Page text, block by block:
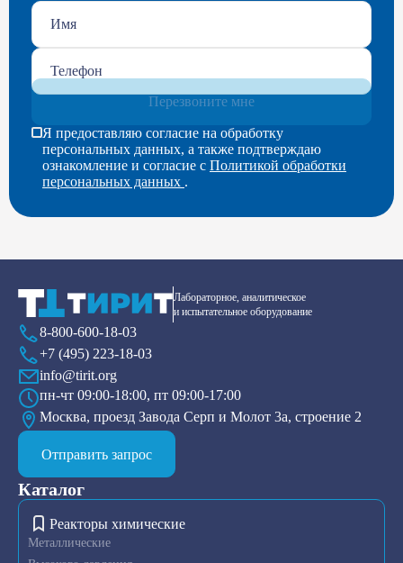
Перезвоните мне
Я предоставляю согласие на обработку
персональных данных, а также подтверждаю
ознакомление и согласие с Политикой обработки
персональных данных .
Лабораторное, аналитическое
и испытательное оборудование
8-800-600-18-03
+7 (495) 223-18-03
info@tirit.org
пн-чт 09:00-18:00, пт 09:00-17:00
Москва, проезд Завода Серп и Молот 3а, строение 2
Отправить запрос
Каталог
Реакторы химические
Металлические